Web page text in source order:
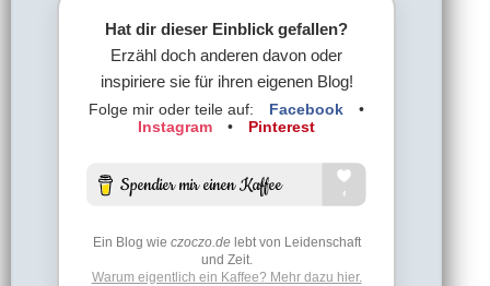
Hat dir dieser Einblick gefallen?
Erzähl doch anderen davon oder
inspiriere sie für ihren eigenen Blog!
Folge mir oder teile auf: Facebook
•
Instagram
• Pinterest
Ein Blog wie czoczo.delebt von Leidenschaft
und Zeit.
Warum eigentlich ein Kaffee? Mehr dazu hier.